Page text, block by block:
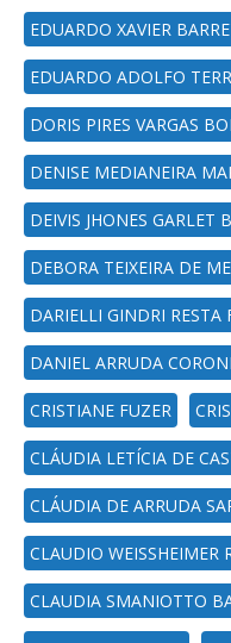
EDUARDO XAVIER
EDUARDO ADOLFO
DORIS PIRES VARGAS
DENISE MEDIANEIRA
DEIVIS JHONES GARLET
DEBORA TEIXEIRA DE
DARIELLI GINDRI RESTA
DANIEL ARRUDA
CRISTIANE FUZER
CLÁUDIA LETÍCIA DE
CLÁUDIA DE ARRUDA
CLAUDIO WEISSHEIMER
CLAUDIA SMANIOTTO